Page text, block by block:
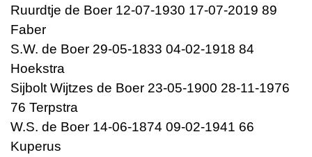
Ruurdtje de Boer 12-07-1930 17-07-2019 89
Faber
S.W. de Boer 29-05-1833 04-02-1918 84
Hoekstra
Sijbolt Wijtzes de Boer 23-05-1900 28-11-1976
76 Terpstra
W.S. de Boer 14-06-1874 09-02-1941 66
Kuperus